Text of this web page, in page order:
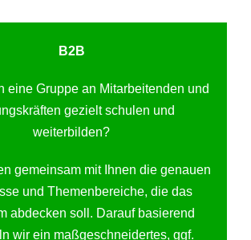
B2B
eine Gruppe an Mitarbeitenden und
gezielt schulen und
weiterbilden?
gemeinsam mit Ihnen die genauen
und Themenbereiche, die das
abdecken soll. Darauf basierend
wir ein maßgeschneidertes, ggf.